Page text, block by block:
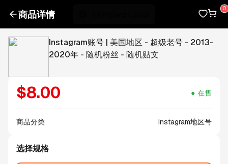
商品详情
Instagram账号 | 美国地区 - 超级老号 - 2013-
2020年 - 随机粉丝 - 随机贴文
$8.00 在售
商品分类 Instagram地区号
选择规格